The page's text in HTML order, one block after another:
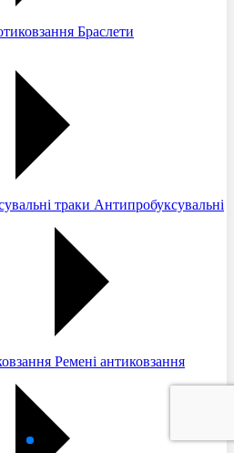
Браслети
Антипробуксувальні
Ремені антиковзання